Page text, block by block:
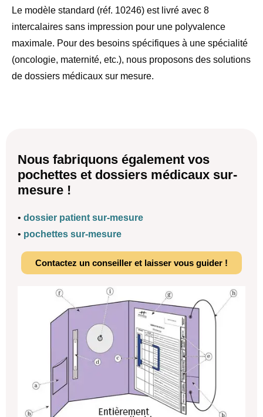
Le modèle standard (réf. 10246) est livré avec 8
intercalaires sans impression pour une polyvalence
maximale. Pour des besoins spécifiques à une spécialité
(oncologie, maternité, etc.), nous proposons des solutions
de dossiers médicaux sur mesure.
Nous fabriquons également vos
pochettes et dossiers médicaux sur-
mesure !
• dossier patient sur-mesure
• pochettes sur-mesure
Contactez un conseiller et laisser vous guider !